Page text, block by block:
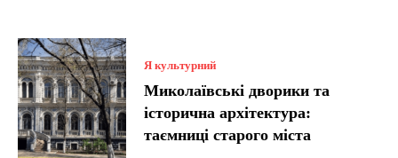
Я культурний
Миколаївські дворики та
історична архітектура:
таємниці старого міста